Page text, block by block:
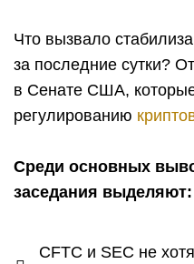
Что вызвало
за последние сутки?
в Сенате США,
регулированию
Среди основных
заседания выделяют:
CFTC и SEC не